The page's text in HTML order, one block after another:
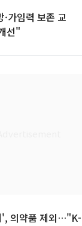
가임력 보존 교
선"
의약품 제외